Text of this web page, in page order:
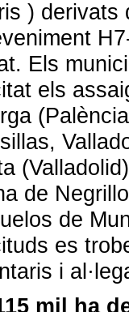
) derivats
Els
els
de
de
es
i
mil ha